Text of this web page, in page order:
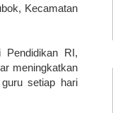
Kecamatan
Pendidikan RI,
meningkatkan
setiap hari